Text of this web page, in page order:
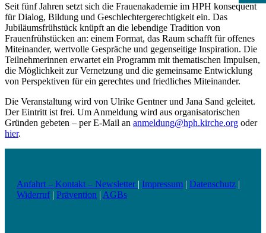
Seit fünf Jahren setzt sich die Frauenakademie im HPH konsequent
für Dialog, Bildung und Geschlechtergerechtigkeit ein. Das
Jubiläumsfrühstück knüpft an die lebendige Tradition von
Frauenfrühstücken an: einem Format, das Raum schafft für offenes
Miteinander, wertvolle Gespräche und gegenseitige Inspiration. Die
Teilnehmerinnen erwartet ein Programm mit thematischen Impulsen,
die Möglichkeit zur Vernetzung und die gemeinsame Entwicklung
von Perspektiven für ein gerechtes und friedliches Miteinander.
Die Veranstaltung wird von Ulrike Gentner und Jana Sand geleitet.
Der Eintritt ist frei. Um Anmeldung wird aus organisatorischen
Gründen gebeten – per E-Mail an anmeldung@hph.kirche.org oder
hier.
Anfahrt – Kontakt – Newsletter | Impressum | Datenschutz |
Widerruf| Prävention | AGBs